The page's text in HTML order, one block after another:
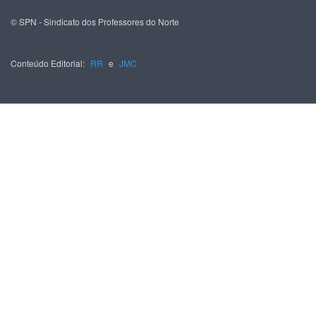
© SPN - Sindicato dos Professores do Norte
Conteúdo Editorial: RR e JMC